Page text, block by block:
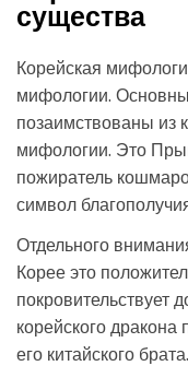
существа
Корейская
мифологии.
позаимствованы из
мифологии. Это
пожиратель
символ
Отдельного
Корее это
корейского
его китайского